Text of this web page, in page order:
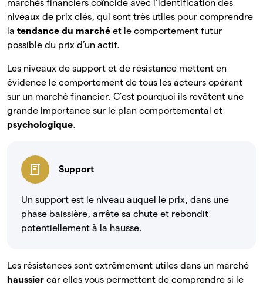
marchés financiers coïncide avec l’identification des
niveaux de prix clés, qui sont très utiles pour comprendre
la tendance du marché et le comportement futur
possible du prix d’un actif.
Les niveaux de support et de résistance mettent en
évidence le comportement de tous les acteurs opérant
sur un marché financier. C’est pourquoi ils revêtent une
grande importance sur le plan comportemental et
psychologique.
Support
Un support est le niveau auquel le prix, dans une
phase baissière, arrête sa chute et rebondit
potentiellement à la hausse.
Les résistances sont extrêmement utiles dans un marché
haussier car elles vous permettent de comprendre si le